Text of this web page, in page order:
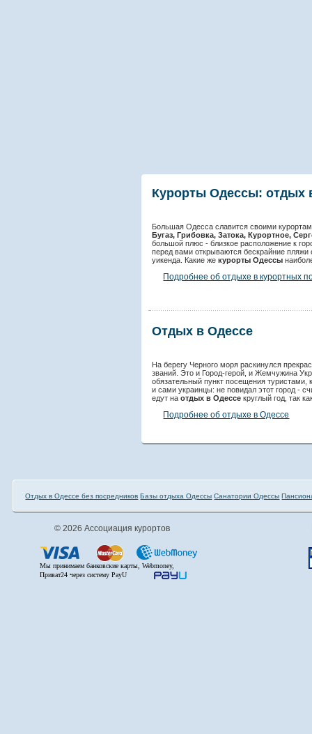
Курорты Одессы: отдых
Большая Одесса славится своими
Бугаз, Грибовка, Затока, Курортное,
большой плюс - близкое расположение к
перед вами открываются бескрайние
уикенда. Какие жекурорты Одессы
Подробнее об отдыхе в курортных
Отдых в Одессе
На берегу Черного моря раскинулся
званий. Это и Город-герой, и Жемчужина
обязательный пункт посещения
и сами украинцы: не повидал этот город -
едут наотдых в Одессе круглый год, так
Подробнее об отдыхе в Одессе
Отдых в Одессе без посредников Базы отдыха Одессы Санатории Одессы
© 2026 Ассоциация курортов
Мы принимаем банковские карты, Webmoney,
Приват24 через систему PayU